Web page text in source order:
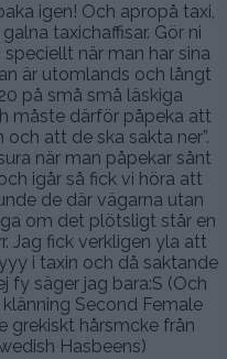
igen! Och apropå taxi,
taxichaffisar. Gör ni
när man har sina
är utomlands och långt
på små små läskiga
måste därför påpeka att
att de ska sakta ner”.
när man påpekar sånt
igår så fick vi höra att
de där vägarna utan
om det plötsligt står en
Jag fick verkligen yla att
i taxin och då saktande
fy säger jag bara:S (Och
Second Female
grekiskt hårsmcke från
Hasbeens)